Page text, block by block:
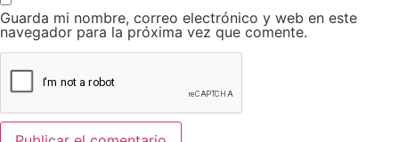
Guarda mi nombre, correo electrónico y web en este
navegador para la próxima vez que comente.